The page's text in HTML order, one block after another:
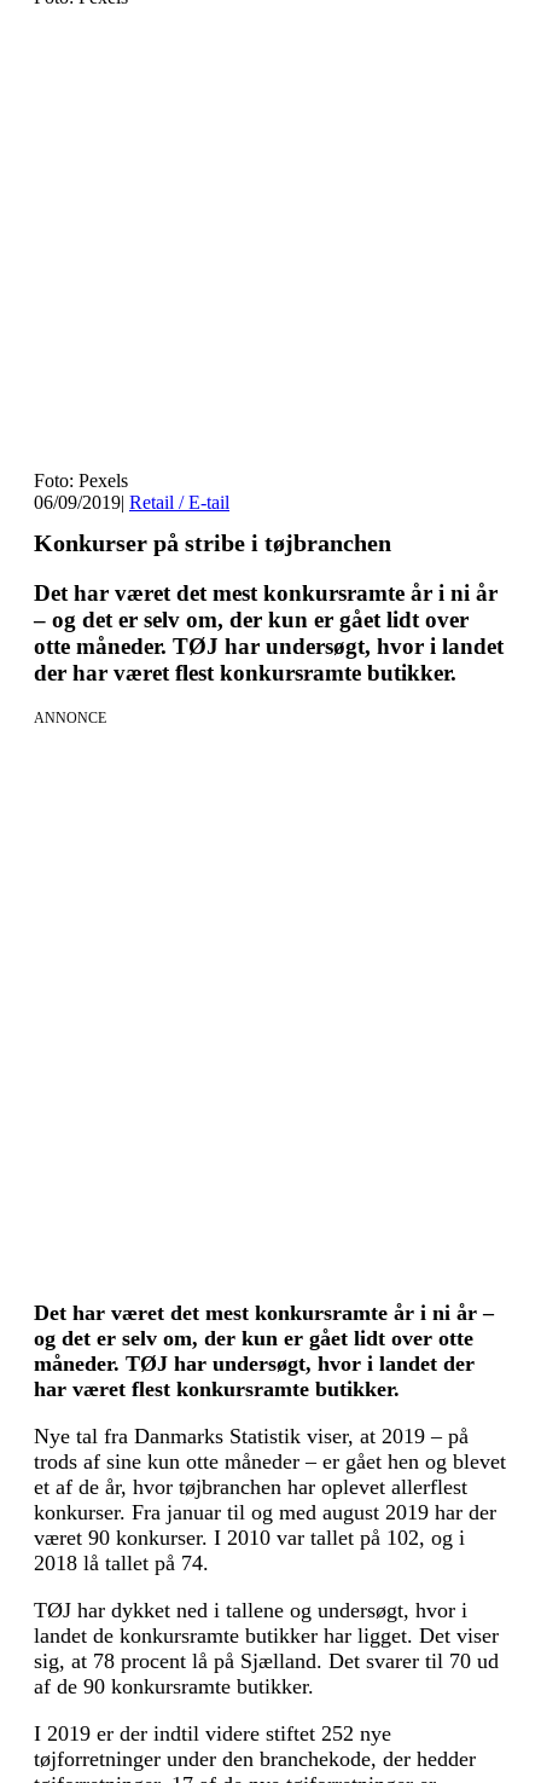
Foto: Pexels
06/09/2019| Retail / E-tail
Konkurser på stribe i tøjbranchen
Det har været det mest konkursramte år i ni år
– og det er selv om, der kun er gået lidt over
otte måneder. TØJ har undersøgt, hvor i landet
der har været flest konkursramte butikker.
ANNONCE
Det har været det mest konkursramte år i ni år –
og det er selv om, der kun er gået lidt over otte
måneder. TØJ har undersøgt, hvor i landet der
har været flest konkursramte butikker.
Nye tal fra Danmarks Statistik viser, at 2019 – på
trods af sine kun otte måneder – er gået hen og blevet
et af de år, hvor tøjbranchen har oplevet allerflest
konkurser. Fra januar til og med august 2019 har der
været 90 konkurser. I 2010 var tallet på 102, og i
2018 lå tallet på 74.
TØJ har dykket ned i tallene og undersøgt, hvor i
landet de konkursramte butikker har ligget. Det viser
sig, at 78 procent lå på Sjælland. Det svarer til 70 ud
af de 90 konkursramte butikker.
I 2019 er der indtil videre stiftet 252 nye
tøjforretninger under den branchekode, der hedder